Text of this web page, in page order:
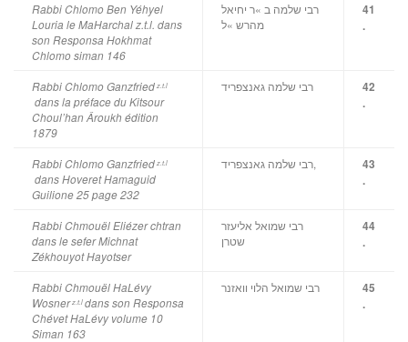
Rabbi Chlomo Ben Yéhyel
Louria le MaHarchal z.t.l. dans
son Responsa Hokhmat
Chlomo siman 146
רבי שלמה ב »ר יחיאל
מהרש »ל
41
.
Rabbi Chlomo Ganzfried z.t.l
dans la préface du Kitsour
Choul’han Âroukh édition
1879
רבי שלמה גאנצפריד
42
.
Rabbi Chlomo Ganzfried z.t.l
dans Hoveret Hamaguid
Guilione 25 page 232
רבי שלמה גאנצפריד,
43
.
Rabbi Chmouël Eliézer chtran
dans le sefer Michnat
Zékhouyot Hayotser
רבי שמואל אליעזר
שטרן
44
.
Rabbi Chmouël HaLévy
Wosnerz.t.l dans son Responsa
Chévet HaLévy volume 10
Siman 163
רבי שמואל הלוי וואזנר
45
.